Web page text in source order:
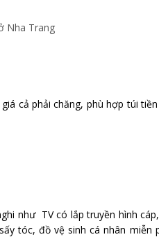
cả phải chăng, phù hợp túi
như TV có lắp truyền hình cáp,
tóc, đồ vệ sinh cá nhân miễn